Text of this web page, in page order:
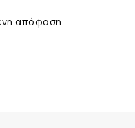
απόφαση